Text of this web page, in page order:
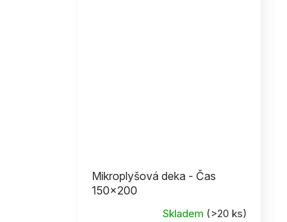
Mikroplyšová deka - Čas
150x200
Skladem (>20 ks)